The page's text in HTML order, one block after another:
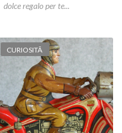
dolce regalo per te...
CURIOSITÃ